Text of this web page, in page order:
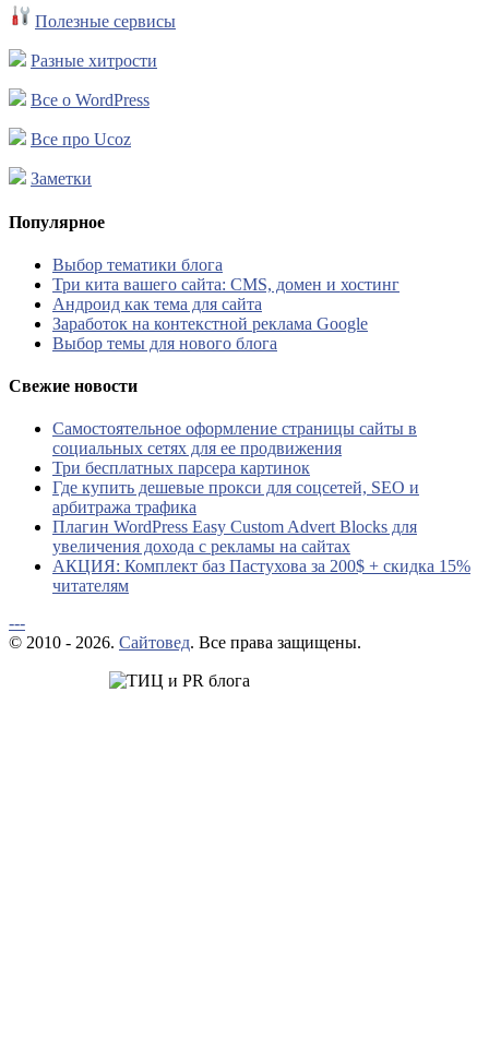
Полезные сервисы
Разные хитрости
Все о WordPress
Все про Ucoz
Заметки
Популярное
Выбор тематики блога
Три кита вашего сайта: CMS, домен и хостинг
Андроид как тема для сайта
Заработок на контекстной реклама Google
Выбор темы для нового блога
Свежие новости
Самостоятельное оформление страницы сайты в
социальных сетях для ее продвижения
Три бесплатных парсера картинок
Где купить дешевые прокси для соцсетей, SEO и
арбитража трафика
Плагин WordPress Easy Custom Advert Blocks для
увеличения дохода с рекламы на сайтах
АКЦИЯ: Комплект баз Пастухова за 200$ + скидка 15%
читателям
---
© 2010 - 2026. Сайтовед. Все права защищены.